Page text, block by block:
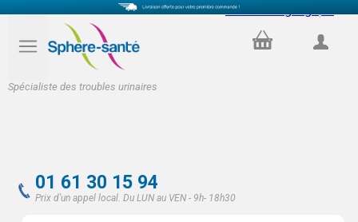
Spécialiste des troubles urinaires
Select Language
PANIER
01 61 30 15 94
Prix d'un appel local. Du LUN au VEN - 9h- 18h30